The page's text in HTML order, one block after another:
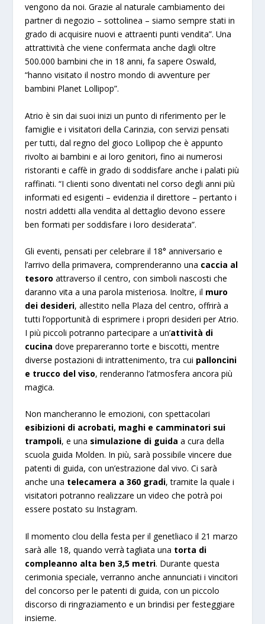
vengono da noi. Grazie al naturale cambiamento dei
partner di negozio – sottolinea – siamo sempre stati in
grado di acquisire nuovi e attraenti punti vendita”. Una
attrattività che viene confermata anche dagli oltre
500.000 bambini che in 18 anni, fa sapere Oswald,
“hanno visitato il nostro mondo di avventure per
bambini Planet Lollipop”.
Atrio è sin dai suoi inizi un punto di riferimento per le
famiglie e i visitatori della Carinzia, con servizi pensati
per tutti, dal regno del gioco Lollipop che è appunto
rivolto ai bambini e ai loro genitori, fino ai numerosi
ristoranti e caffè in grado di soddisfare anche i palati più
raffinati. “I clienti sono diventati nel corso degli anni più
informati ed esigenti – evidenzia il direttore – pertanto i
nostri addetti alla vendita al dettaglio devono essere
ben formati per soddisfare i loro desiderata”.
Gli eventi, pensati per celebrare il 18° anniversario e
l’arrivo della primavera, comprenderanno una caccia al
tesoro attraverso il centro, con simboli nascosti che
daranno vita a una parola misteriosa. Inoltre, il muro
dei desideri, allestito nella Plaza del centro, offrirà a
tutti l’opportunità di esprimere i propri desideri per Atrio.
I più piccoli potranno partecipare a un’attività di
cucina dove prepareranno torte e biscotti, mentre
diverse postazioni di intrattenimento, tra cui palloncini
e trucco del viso, renderanno l’atmosfera ancora più
magica.
Non mancheranno le emozioni, con spettacolari
esibizioni di acrobati, maghi e camminatori sui
trampoli, e una simulazione di guida a cura della
scuola guida Molden. In più, sarà possibile vincere due
patenti di guida, con un’estrazione dal vivo. Ci sarà
anche una telecamera a 360 gradi, tramite la quale i
visitatori potranno realizzare un video che potrà poi
essere postato su Instagram.
Il momento clou della festa per il genetliaco il 21 marzo
sarà alle 18, quando verrà tagliata una torta di
compleanno alta ben 3,5 metri. Durante questa
cerimonia speciale, verranno anche annunciati i vincitori
del concorso per le patenti di guida, con un piccolo
discorso di ringraziamento e un brindisi per festeggiare
insieme.